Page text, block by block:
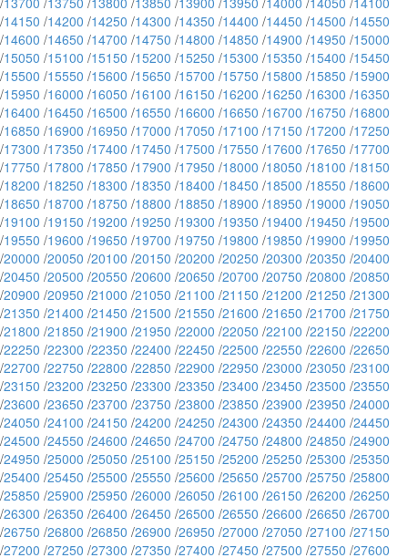
/14150 /14200 /14250 /14300 /14350 /14400 /14450 /14500 /14550
/14600 /14650 /14700 /14750 /14800 /14850 /14900 /14950 /15000
/15050 /15100 /15150 /15200 /15250 /15300 /15350 /15400 /15450
/15500 /15550 /15600 /15650 /15700 /15750 /15800 /15850 /15900
/15950 /16000 /16050 /16100 /16150 /16200 /16250 /16300 /16350
/16400 /16450 /16500 /16550 /16600 /16650 /16700 /16750 /16800
/16850 /16900 /16950 /17000 /17050 /17100 /17150 /17200 /17250
/17300 /17350 /17400 /17450 /17500 /17550 /17600 /17650 /17700
/17750 /17800 /17850 /17900 /17950 /18000 /18050 /18100 /18150
/18200 /18250 /18300 /18350 /18400 /18450 /18500 /18550 /18600
/18650 /18700 /18750 /18800 /18850 /18900 /18950 /19000 /19050
/19100 /19150 /19200 /19250 /19300 /19350 /19400 /19450 /19500
/19550 /19600 /19650 /19700 /19750 /19800 /19850 /19900 /19950
/20000 /20050 /20100 /20150 /20200 /20250 /20300 /20350 /20400
/20450 /20500 /20550 /20600 /20650 /20700 /20750 /20800 /20850
/20900 /20950 /21000 /21050 /21100 /21150 /21200 /21250 /21300
/21350 /21400 /21450 /21500 /21550 /21600 /21650 /21700 /21750
/21800 /21850 /21900 /21950 /22000 /22050 /22100 /22150 /22200
/22250 /22300 /22350 /22400 /22450 /22500 /22550 /22600 /22650
/22700 /22750 /22800 /22850 /22900 /22950 /23000 /23050 /23100
/23150 /23200 /23250 /23300 /23350 /23400 /23450 /23500 /23550
/23600 /23650 /23700 /23750 /23800 /23850 /23900 /23950 /24000
/24050 /24100 /24150 /24200 /24250 /24300 /24350 /24400 /24450
/24500 /24550 /24600 /24650 /24700 /24750 /24800 /24850 /24900
/24950 /25000 /25050 /25100 /25150 /25200 /25250 /25300 /25350
/25400 /25450 /25500 /25550 /25600 /25650 /25700 /25750 /25800
/25850 /25900 /25950 /26000 /26050 /26100 /26150 /26200 /26250
/26300 /26350 /26400 /26450 /26500 /26550 /26600 /26650 /26700
/26750 /26800 /26850 /26900 /26950 /27000 /27050 /27100 /27150
/27200 /27250 /27300 /27350 /27400 /27450 /27500 /27550 /27600